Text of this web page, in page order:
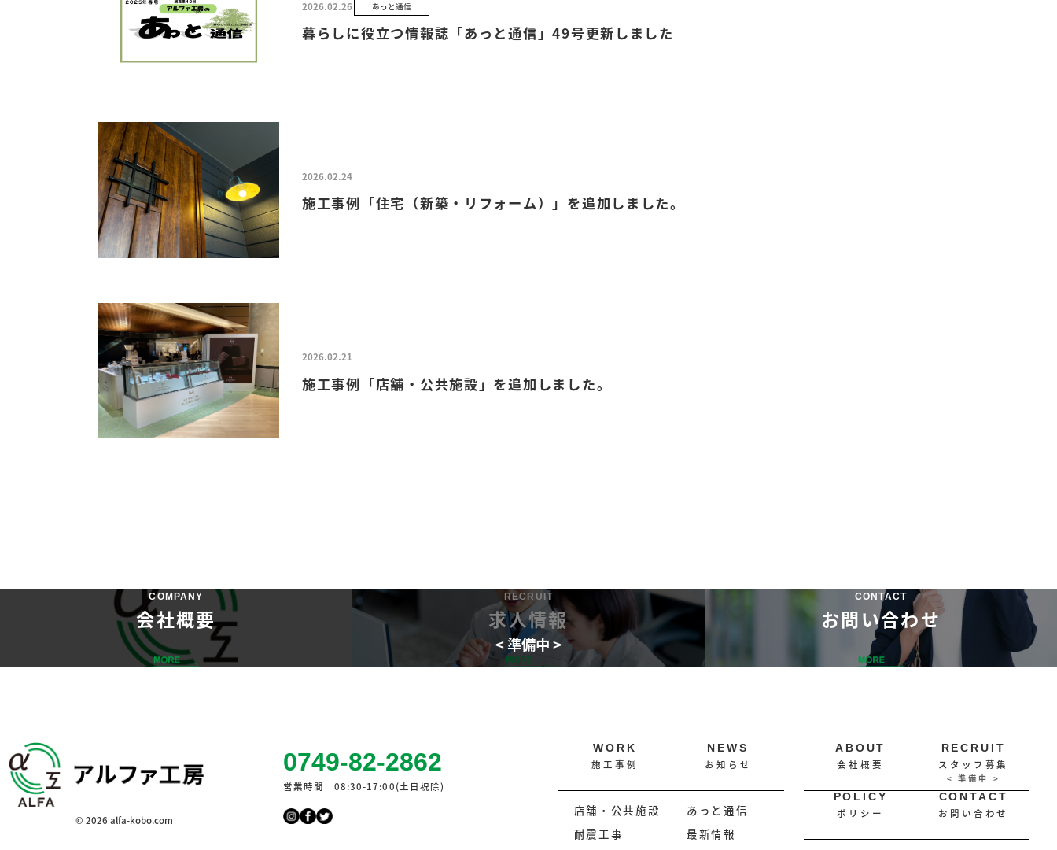
2026.02.26 あっと通信
暮らしに役立つ情報誌「あっと通信」49号更新しました
2026.02.24
施工事例「住宅（新築・リフォーム）」を追加しました。
2026.02.21
施工事例「店舗・公共施設」を追加しました。
COMPANY
会社概要
RECRUIT
求人情報
CONTACT
お問い合わせ
© 2026 alfa-kobo.com
0749-82-2862
営業時間 08:30-17:00(土日祝除)
WORK
施工事例
店舗・公共施設
耐震工事
NEWS
お知らせ
あっと通信
最新情報
ABOUT
会社概要
RECRUIT
スタッフ募集
POLICY
ポリシー
CONTACT
お問い合わせ